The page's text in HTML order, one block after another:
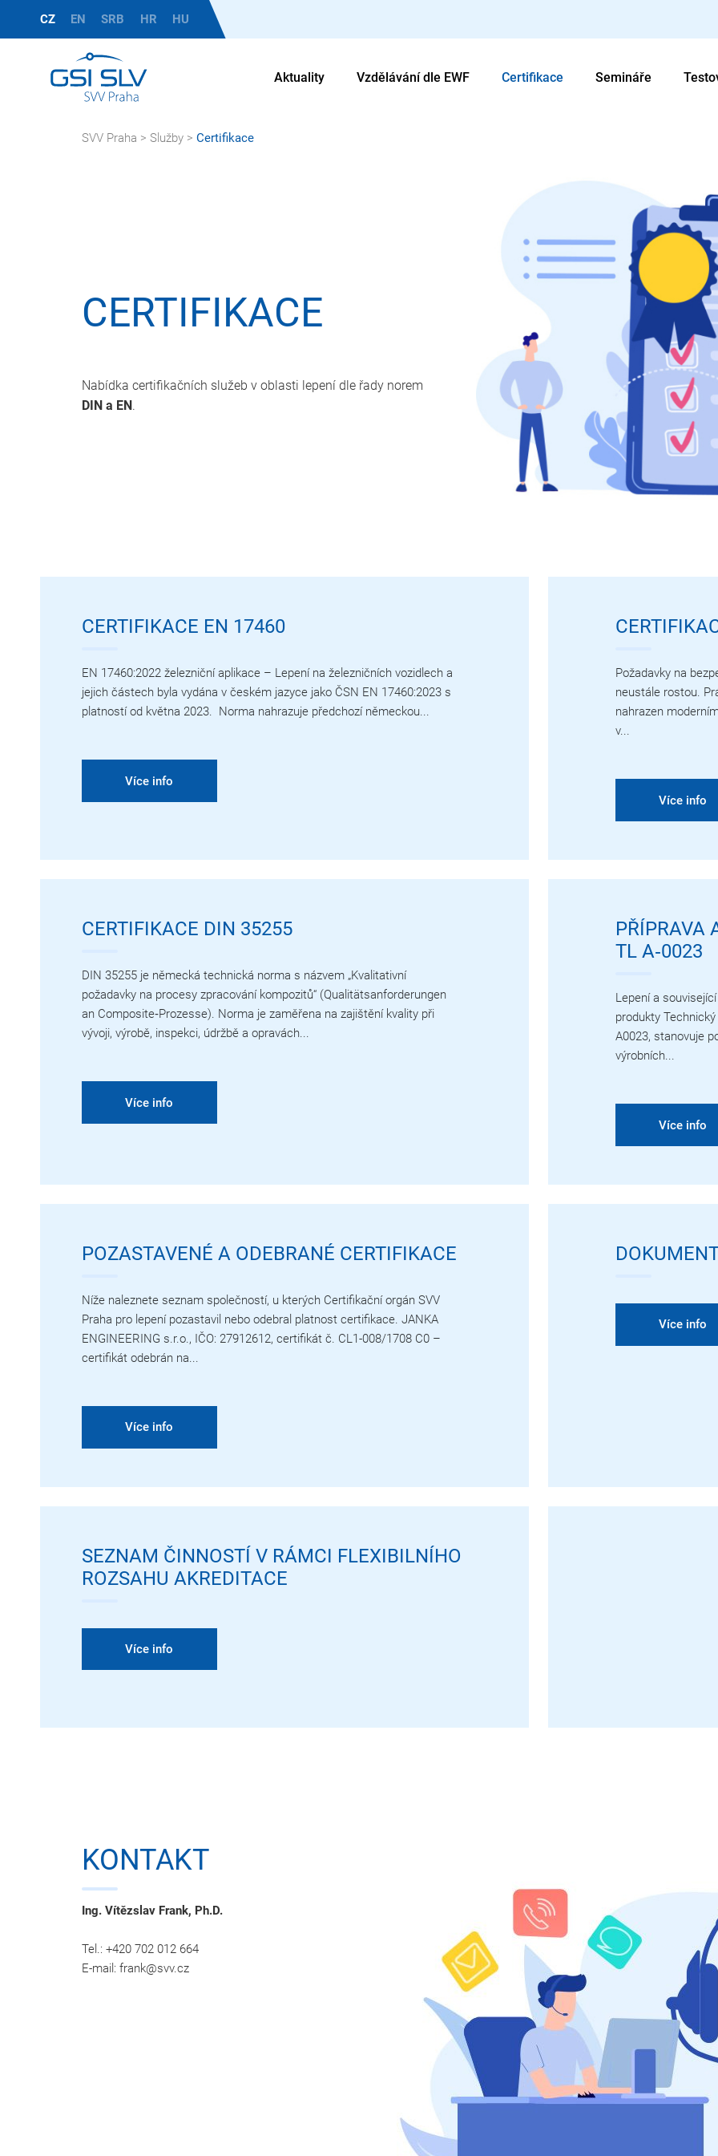
CZ EN SRB HR HU
Aktuality Vzdělávání dle EWF Certifikace Semináře
SVV Praha > Služby > Certifikace
CERTIFIKACE
Nabídka certifikačních služeb v oblasti lepení dle řady norem
DIN a EN .
CERTIFIKACE EN 17460
EN 17460:2022 železniční aplikace – Lepení na železničních vozidlech a
jejich částech byla vydána v českém jazyce jako ČSN EN 17460:2023 s
platností od května 2023. Norma nahrazuje předchozí německou...
Více info
Požadavky na
neustále rostou.
nahrazen
v...
Více info
CERTIFIKACE DIN 35255
DIN 35255 je německá technická norma s názvem „Kvalitativní
požadavky na procesy zpracování kompozitů“ (Qualitätsanforderungen
an Composite‑Prozesse). Norma je zaměřena na zajištění kvality při
vývoji, výrobě, inspekci, údržbě a opravách...
Více info
PŘÍPRAVA
TL A‑0023
Lepení a
produkty
A0023, stanovuje
výrobních...
Více info
POZASTAVENÉ A ODEBRANÉ CERTIFIKACE
Níže naleznete seznam společností, u kterých Certifikační orgán SVV
Praha pro lepení pozastavil nebo odebral platnost certifikace. JANKA
ENGINEERING s.r.o., IČO: 27912612, certifikát č. CL1-008/1708 C0 –
certifikát odebrán na...
Více info
Více info
SEZNAM ČINNOSTÍ V RÁMCI FLEXIBILNÍHO
ROZSAHU AKREDITACE
Více info
KONTAKT
Ing. Vítězslav Frank, Ph.D.
Tel.: +420 702 012 664
E-mail: frank@svv.cz